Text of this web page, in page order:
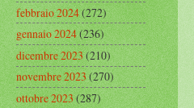
febbraio 2024(272)
gennaio 2024(236)
dicembre 2023(210)
novembre 2023(270)
ottobre 2023(287)